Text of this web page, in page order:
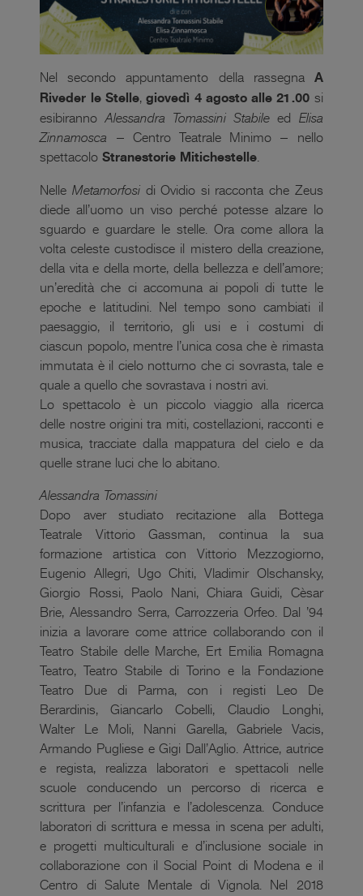
Nel secondo appuntamento della rassegna A
Riveder le Stelle,giovedì 4 agosto alle 21.00 si
esibirannoAlessandra Tomassini Stabile ed Elisa
Zinnamosca – Centro Teatrale Minimo – nello
spettacoloStranestorie Mitichestelle.
Nelle Metamorfosi di Ovidio si racconta che Zeus
diede all’uomo un viso perché potesse alzare lo
sguardo e guardare le stelle. Ora come allora la
volta celeste custodisce il mistero della creazione,
della vita e della morte, della bellezza e dell’amore;
un’eredità che ci accomuna ai popoli di tutte le
epoche e latitudini. Nel tempo sono cambiati il
paesaggio, il territorio, gli usi e i costumi di
ciascun popolo, mentre l’unica cosa che è rimasta
immutata è il cielo notturno che ci sovrasta, tale e
quale a quello che sovrastava i nostri avi.
Lo spettacolo è un piccolo viaggio alla ricerca
delle nostre origini tra miti, costellazioni, racconti e
musica, tracciate dalla mappatura del cielo e da
quelle strane luci che lo abitano.
Alessandra Tomassini
Dopo aver studiato recitazione alla Bottega
Teatrale Vittorio Gassman, continua la sua
formazione artistica con Vittorio Mezzogiorno,
Eugenio Allegri, Ugo Chiti, Vladimir Olschansky,
Giorgio Rossi, Paolo Nani, Chiara Guidi, Cèsar
Brie, Alessandro Serra, Carrozzeria Orfeo. Dal ’94
inizia a lavorare come attrice collaborando con il
Teatro Stabile delle Marche, Ert Emilia Romagna
Teatro, Teatro Stabile di Torino e la Fondazione
Teatro Due di Parma, con i registi Leo De
Berardinis, Giancarlo Cobelli, Claudio Longhi,
Walter Le Moli, Nanni Garella, Gabriele Vacis,
Armando Pugliese e Gigi Dall’Aglio. Attrice, autrice
e regista, realizza laboratori e spettacoli nelle
scuole conducendo un percorso di ricerca e
scrittura per l’infanzia e l’adolescenza. Conduce
laboratori di scrittura e messa in scena per adulti,
e progetti multiculturali e d’inclusione sociale in
collaborazione con il Social Point di Modena e il
Centro di Salute Mentale di Vignola. Nel 2018